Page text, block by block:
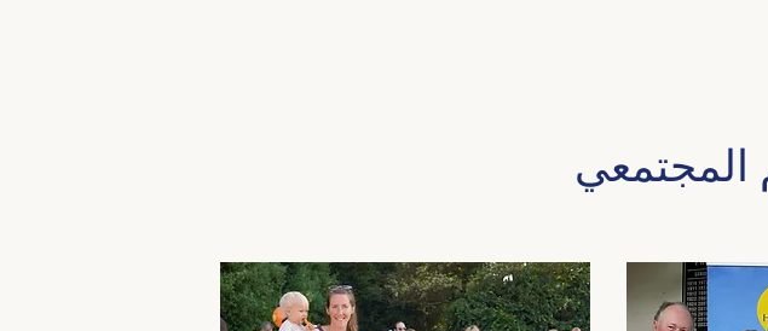
المجتمعي